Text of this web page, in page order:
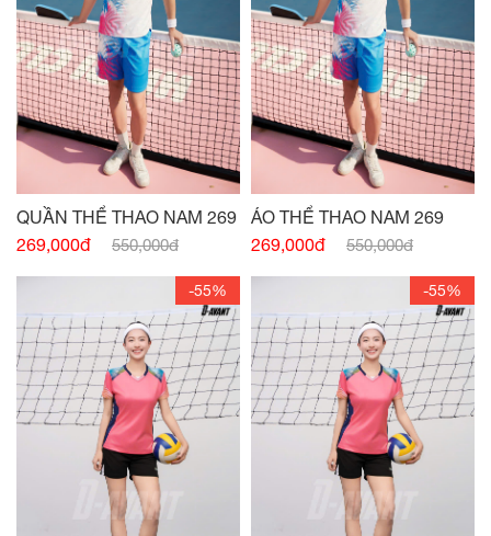
QUẦN THỂ THAO NAM 269
269,000đ
550,000đ
ÁO THỂ THAO NAM 269
269,000đ
550,000đ
-55% -55%